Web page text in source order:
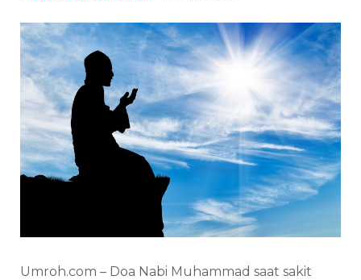
Umroh.com – Doa Nabi Muhammad saat sakit